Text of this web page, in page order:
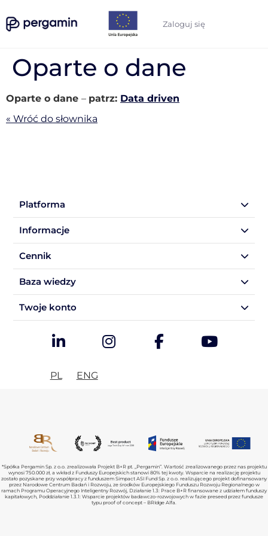
Zaloguj się
Oparte o dane
Oparte o dane – patrz: Data driven
« Wróć do słownika
Platforma
Informacje
Cennik
Baza wiedzy
Twoje konto
PL ENG
*Spółka Pergamin Sp. z o.o. zrealizowała Projekt B+R pt. „Pergamin”. Wartość zrealizowanego przez nas projektu
wynosi 750.000 zł, a wkład z Funduszy Europejskich stanowi 80% tej kwoty. Wsparcie na realizację projektu
zostało pozyskane przy współpracy z funduszem Simpact ASI Fund Sp. z o.o. realizującego projekt dofinansowany
przez Narodowe Centrum Badań i Rozwoju, ze środków Europejskiego Funduszu Rozwoju Regionalnego w
ramach Programu Operacyjnego Inteligentny Rozwój, Działanie 1.3: Prace B+R finansowane z udziałem funduszy
kapitałowych, Poddziałanie 1.3.1: Wsparcie projektów badawczo-rozwojowych w fazie preseed przez fundusze
typu proof of concept – BRIdge Alfa.